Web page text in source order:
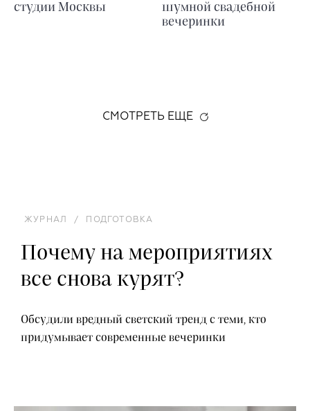
студии Москвы
шумной свадебной
вечеринки
СМОТРЕТЬ ЕЩЕ
ЖУРНАЛ / ПОДГОТОВКА
Почему на мероприятиях
все снова курят?
Обсудили вредный светский тренд с теми, кто
придумывает современные вечеринки